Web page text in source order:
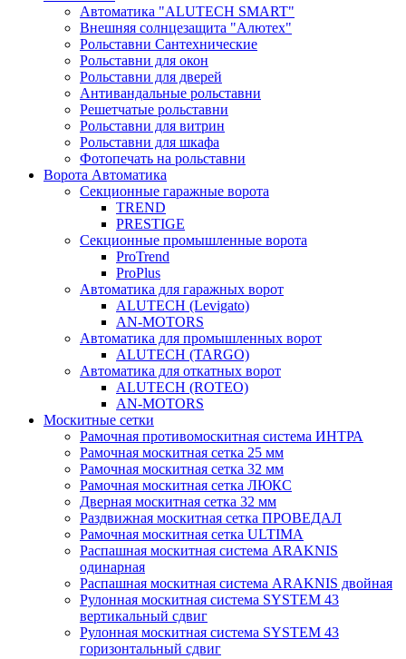
Автоматика "ALUTECH SMART"
Внешняя солнцезащита "Алютех"
Рольставни Сантехнические
Рольставни для окон
Рольставни для дверей
Антивандальные рольставни
Решетчатые рольставни
Рольставни для витрин
Рольставни для шкафа
Фотопечать на рольставни
Ворота Автоматика
Секционные гаражные ворота
TREND
PRESTIGE
Секционные промышленные ворота
ProTrend
ProPlus
Автоматика для гаражных ворот
ALUTECH (Levigato)
AN-MOTORS
Автоматика для промышленных ворот
ALUTECH (TARGO)
Автоматика для откатных ворот
ALUTECH (ROTEO)
AN-MOTORS
Москитные сетки
Рамочная противомоскитная система ИНТРА
Рамочная москитная сетка 25 мм
Рамочная москитная сетка 32 мм
Рамочная москитная сетка ЛЮКС
Дверная москитная сетка 32 мм
Раздвижная москитная сетка ПРОВЕДАЛ
Рамочная москитная сетка ULTIMA
Распашная москитная система ARAKNIS
одинарная
Распашная москитная система ARAKNIS двойная
Рулонная москитная система SYSTEM 43
вертикальный сдвиг
Рулонная москитная система SYSTEM 43
горизонтальный сдвиг